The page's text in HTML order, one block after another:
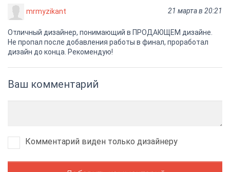
21 марта в 20:21
mrmyzikant
Отличный дизайнер, понимающий в ПРОДАЮЩЕМ дизайне.
Не пропал после добавления работы в финал, проработал
дизайн до конца. Рекомендую!
Ваш комментарий
Комментарий виден только дизайнеру